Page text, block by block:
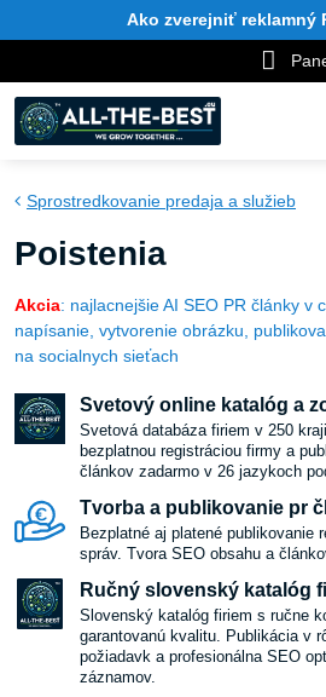
Ako zverejniť reklamný
Sprostredkovanie predaja a služieb
Poistenia
Akcia: najlacnejšie AI SEO PR články v
napísanie, vytvorenie obrázku,
na socialnych sieťach
Svetový online katalóg a
Svetová databáza firiem v 250
bezplatnou registráciou firmy a
článkov zadarmo v 26 jazykoch
Tvorba a publikovanie pr
Bezplatné aj platené publikovanie
správ. Tvora SEO obsahu a
Ručný slovenský katalóg
Slovenský katalóg firiem s ručne
garantovanú kvalitu. Publikácia v
požiadavk a profesionálna SEO
záznamov.